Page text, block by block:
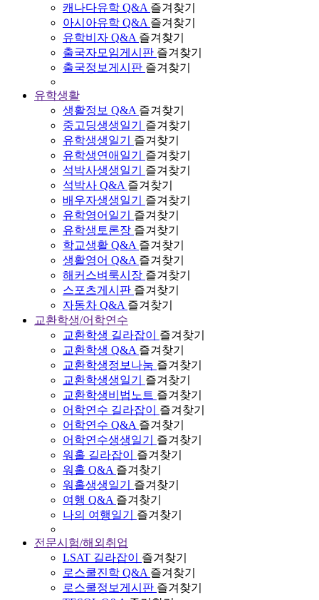
캐나다유학 Q&A 즐겨찾기
아시아유학 Q&A 즐겨찾기
유학비자 Q&A 즐겨찾기
출국자모임게시판 즐겨찾기
출국정보게시판 즐겨찾기
유학생활
생활정보 Q&A 즐겨찾기
중고딩생생일기
즐겨찾기
유학생생일기
즐겨찾기
유학생연애일기
즐겨찾기
석박사생생일기
즐겨찾기
석박사 Q&A 즐겨찾기
배우자생생일기
즐겨찾기
유학영어일기
즐겨찾기
유학생토론장 즐겨찾기
학교생활 Q&A 즐겨찾기
생활영어 Q&A 즐겨찾기
해커스벼룩시장 즐겨찾기
스포츠게시판 즐겨찾기
자동차 Q&A 즐겨찾기
교환학생/어학연수
교환학생 길라잡이
즐겨찾기
교환학생 Q&A 즐겨찾기
교환학생정보나눔 즐겨찾기
교환학생생일기
즐겨찾기
교환학생비법노트 즐겨찾기
어학연수 길라잡이
즐겨찾기
어학연수 Q&A 즐겨찾기
어학연수생생일기
즐겨찾기
워홀 길라잡이
즐겨찾기
워홀 Q&A 즐겨찾기
워홀생생일기
즐겨찾기
여행 Q&A 즐겨찾기
나의 여행일기
즐겨찾기
전문시험/해외취업
LSAT 길라잡이
즐겨찾기
로스쿨진학 Q&A 즐겨찾기
로스쿨정보게시판 즐겨찾기